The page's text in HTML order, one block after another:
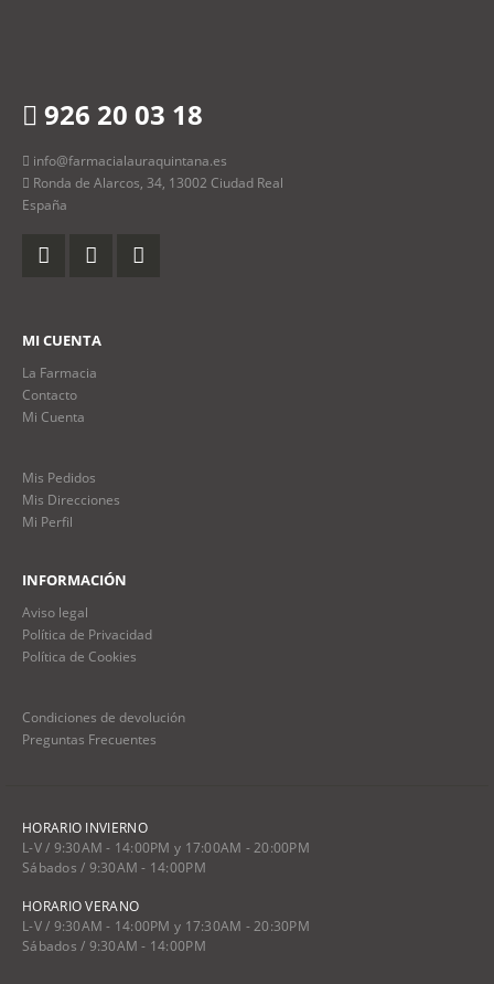
926 20 03 18
info@farmacialauraquintana.es
Ronda de Alarcos, 34, 13002 Ciudad Real
España
MI CUENTA
La Farmacia
Contacto
Mi Cuenta
Mis Pedidos
Mis Direcciones
Mi Perfil
INFORMACIÓN
Aviso legal
Política de Privacidad
Política de Cookies
Condiciones de devolución
Preguntas Frecuentes
HORARIO INVIERNO
L-V / 9:30AM - 14:00PM y 17:00AM - 20:00PM
Sábados / 9:30AM - 14:00PM
HORARIO VERANO
L-V / 9:30AM - 14:00PM y 17:30AM - 20:30PM
Sábados / 9:30AM - 14:00PM